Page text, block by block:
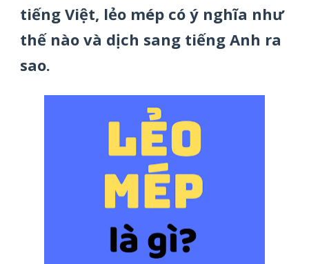
tiếng Việt, lẻo mép có ý nghĩa như
thế nào và dịch sang tiếng Anh ra
sao.